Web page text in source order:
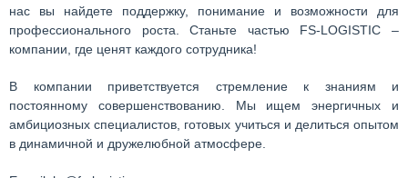
нас вы найдете поддержку, понимание и возможности для
профессионального роста. Станьте частью FS-LOGISTIC –
компании, где ценят каждого сотрудника!
В компании приветствуется стремление к знаниям и
постоянному совершенствованию. Мы ищем энергичных и
амбициозных специалистов, готовых учиться и делиться опытом
в динамичной и дружелюбной атмосфере.